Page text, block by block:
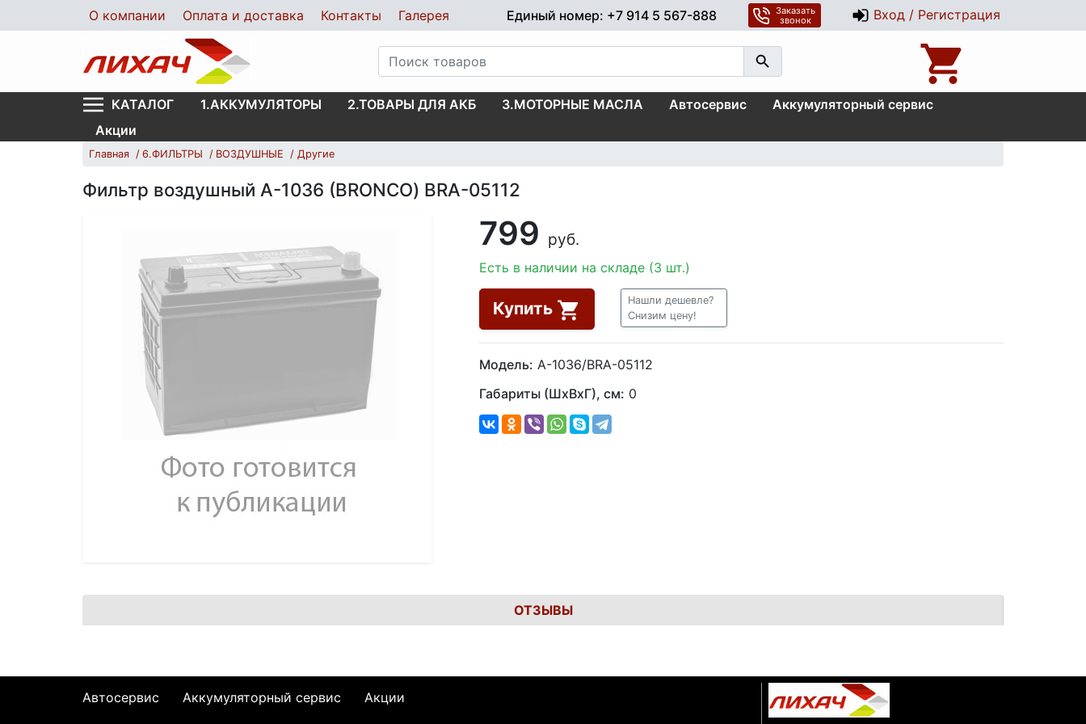
О компании Оплата и доставка Контакты Галерея Единый номер: +7 914 5 567-888
Заказать
звонок
Вход / Регистрация
КАТАЛОГ 1.АККУМУЛЯТОРЫ 2.ТОВАРЫ ДЛЯ АКБ 3.МОТОРНЫЕ МАСЛА Автосервис
Аккумуляторный сервис
Акции
Главная 6.ФИЛЬТРЫ ВОЗДУШНЫЕ Другие
Фильтр воздушный А-1036 (BRONCO) BRA-05112
799 руб.
Есть в наличии на складе (3 шт.)
Купить
Нашли дешевле?
Снизим цену!
Модель: А-1036/BRA-05112
Габариты (ШхВхГ), см: 0
ОТЗЫВЫ
Автосервис Аккумуляторный сервис Акции